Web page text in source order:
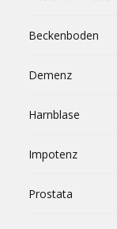
Beckenboden
Demenz
Harnblase
Impotenz
Prostata